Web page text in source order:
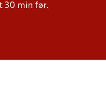
30 min før.